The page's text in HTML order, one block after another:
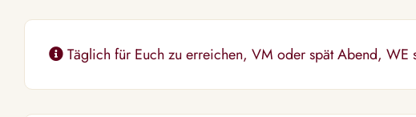
Täglich für Euch zu erreichen, VM oder spät Abend, WE